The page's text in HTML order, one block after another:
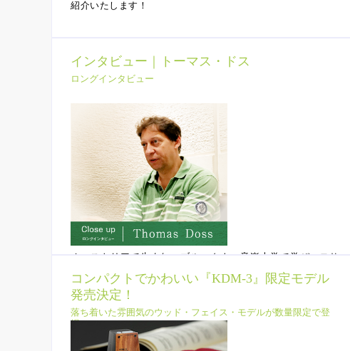
紹介いたします！
インタビュー｜トーマス・ドス
ロングインタビュー
オーストリアで生まれ、ブルックナー音楽大学で学び、ロサ
ンゼルスのユニバーサル・スタジオのスタッフとして、ジョ
ン・ウィリアムズの下で活動したトーマス・ドス氏にはじめ
てのインタビューを敢行！
コンパクトでかわいい『KDM-3』限定モデル
発売決定！
落ち着いた雰囲気のウッド・フェイス・モデルが数量限定で登
場。